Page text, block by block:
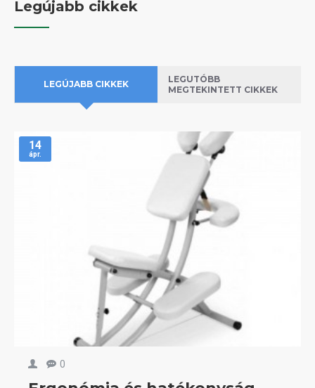
Legújabb cikkek
LEGÚJABB CIKKEK
LEGUTÓBB
MEGTEKINTETT CIKKEK
14
ápr.
0